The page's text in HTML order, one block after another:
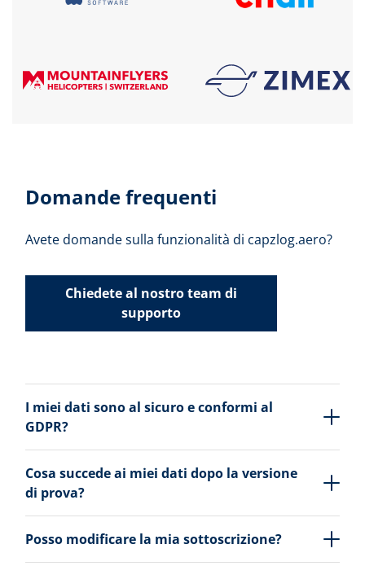
Domande frequenti
Avete domande sulla funzionalità di capzlog.aero?
Chiedete al nostro team di
supporto
I miei dati sono al sicuro e conformi al
GDPR?
Cosa succede ai miei dati dopo la versione
di prova?
Posso modificare la mia sottoscrizione?